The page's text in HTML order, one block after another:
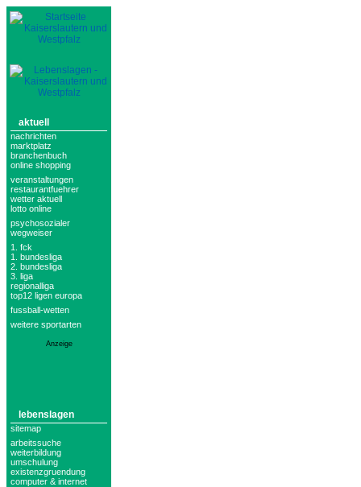
aktuell
nachrichten
marktplatz
branchenbuch
online shopping
veranstaltungen
restaurantfuehrer
wetter aktuell
lotto online
psychosozialer
wegweiser
1. fck
1. bundesliga
2. bundesliga
3. liga
regionalliga
top12 ligen europa
fussball-wetten
weitere sportarten
Anzeige
lebenslagen
sitemap
arbeitssuche
weiterbildung
umschulung
existenzgruendung
computer & internet